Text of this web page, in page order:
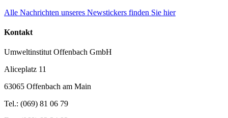
Alle Nachrichten unseres Newstickers finden Sie hier
Kontakt
Umweltinstitut Offenbach GmbH
Aliceplatz 11
63065 Offenbach am Main
Tel.: (069) 81 06 79